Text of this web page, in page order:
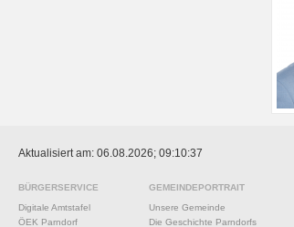
Aktualisiert am: 06.08.2026; 09:10:37
BÜRGERSERVICE
Digitale Amtstafel
ÖEK Parndorf
GEMEINDEPORTRAIT
Unsere Gemeinde
Die Geschichte Parndorfs